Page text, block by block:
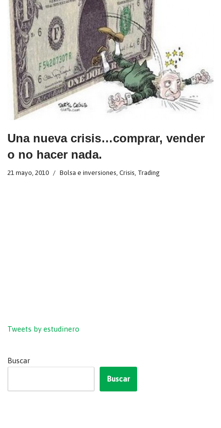
Una nueva crisis…comprar, vender
o no hacer nada.
21 mayo, 2010 Bolsa e inversiones, Crisis, Trading
Tweets by estudinero
Buscar
Buscar